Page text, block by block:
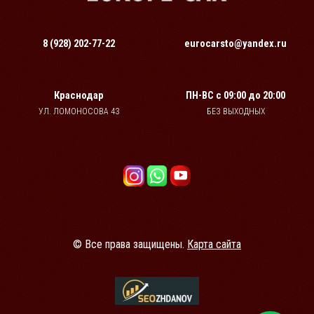
8 (928) 202-77-22 eurocarsto@yandex.ru
Краснодар
УЛ. ЛОМОНОСОВА 43
ПН-ВС с 09:00 до 20:00
БЕЗ ВЫХОДНЫХ
© Все права защищены. Карта сайта